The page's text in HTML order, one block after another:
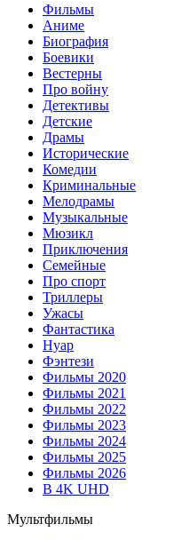
Фильмы
Аниме
Биография
Боевики
Вестерны
Про войну
Детективы
Детские
Драмы
Исторические
Комедии
Криминальные
Мелодрамы
Музыкальные
Мюзикл
Приключения
Семейные
Про спорт
Триллеры
Ужасы
Фантастика
Нуар
Фэнтези
Фильмы 2020
Фильмы 2021
Фильмы 2022
Фильмы 2023
Фильмы 2024
Фильмы 2025
Фильмы 2026
В 4K UHD
Мультфильмы